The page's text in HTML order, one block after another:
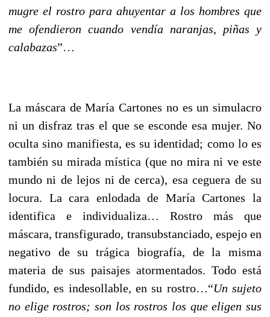
mugre el rostro para ahuyentar a los hombres que
me ofendieron cuando vendía naranjas, piñas y
calabazas”…
La máscara de María Cartones no es un simulacro
ni un disfraz tras el que se esconde esa mujer. No
oculta sino manifiesta, es su identidad; como lo es
también su mirada mística (que no mira ni ve este
mundo ni de lejos ni de cerca), esa ceguera de su
locura. La cara enlodada de María Cartones la
identifica e individualiza… Rostro más que
máscara, transfigurado, transubstanciado, espejo en
negativo de su trágica biografía, de la misma
materia de sus paisajes atormentados. Todo está
fundido, es indesollable, en su rostro…“Un sujeto
no elige rostros; son los rostros los que eligen sus